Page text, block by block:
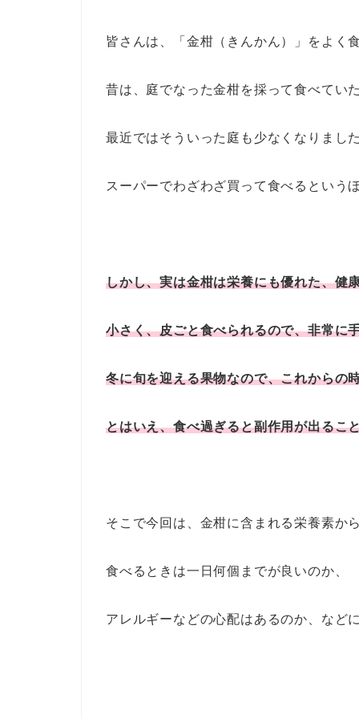
皆さんは、「金柑（きんかん）」をよく
昔は、庭でなった金柑を採って食べてい
最近ではそういった庭も少なくなりまし
スーパーでわざわざ買って食べるという
しかし、実は金柑は栄養にも優れた、健
小さく、皮ごと食べられるので、非常に
冬に旬を迎える果物なので、これからの
とはいえ、食べ過ぎると副作用が出るこ
そこで今回は、金柑に含まれる栄養素か
食べるときは一日何個までが良いのか、
アレルギーなどの心配はあるのか、など